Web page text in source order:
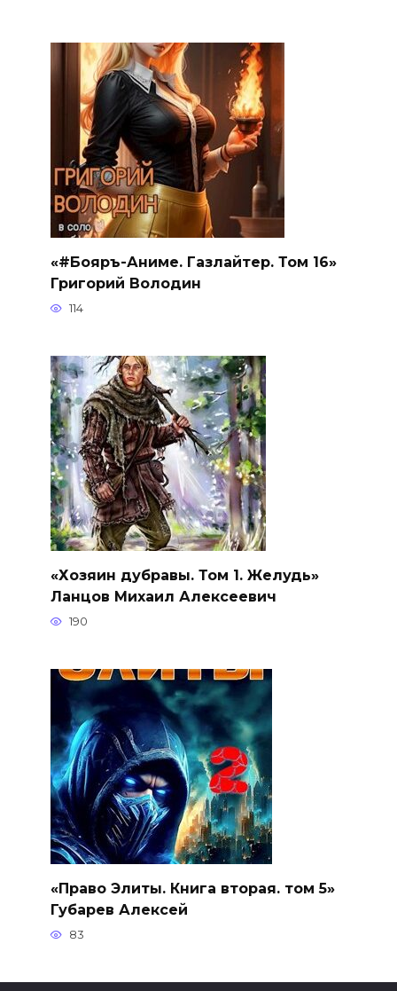
«#Бояръ-Аниме. Газлайтер. Том 16»
Григорий Володин
114
«Хозяин дубравы. Том 1. Желудь»
Ланцов Михаил Алексеевич
190
«Право Элиты. Книга вторая. том 5»
Губарев Алексей
83